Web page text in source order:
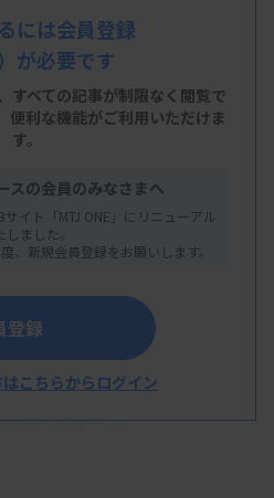
夫の今村洋史・元衆院議員
長を務める。特捜部は認否
ごろ～23年5月下旬ごろ、
いない個人防護具の納品書
21年度と22年度の補助金
療機器の発注や経理業務な
た。23年に同様の手口で補
し取ったとして、昨年12
されていた。
には会員登録
が必要です
すべての記事が制限なく閲覧で
便利な機能がご利用いただけま
す。
スの会員のみなさまへ
イト「MTJ ONE」にリニューアル
しました。
、新規会員登録をお願いします。
登録
こちらからログイン